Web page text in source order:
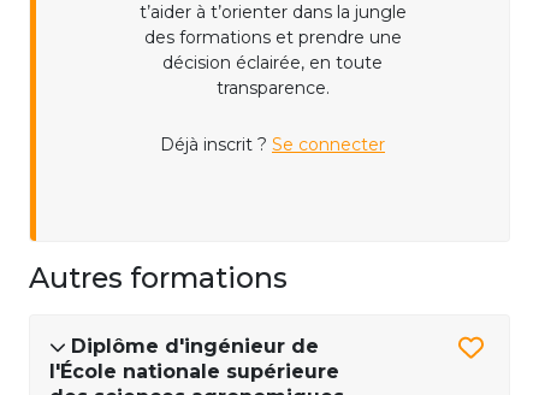
t’aider à t’orienter dans la jungle
des formations et prendre une
décision éclairée, en toute
transparence.
Déjà inscrit ? Se connecter
Autres formations
Diplôme d'ingénieur de
l'École nationale supérieure